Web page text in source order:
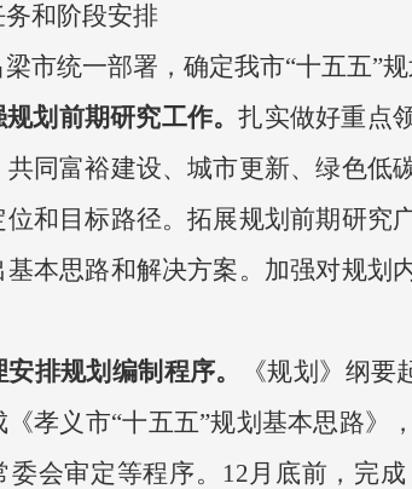
和阶段安排
市统一部署，确定我市“十五五”
规划前期研究工作。扎实做好重点
同富裕建设、城市更新、绿色低
和目标路径。拓展规划前期研究
本思路和解决方案。加强对规划
安排规划编制程序。
《规划》纲
孝义市“十五五”规划基本思路
委会审定等程序。12月底前，完